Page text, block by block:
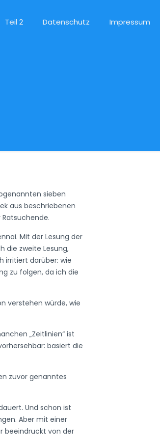
Teil 2 Datenschutz Impressum
sieben
aus beschriebenen
Mit der Lesung der
die zweite Lesung,
irritiert darüber: wie
zu folgen, da ich die
verstehen würde, wie
„Zeitlinien“ ist
basiert die
zuvor genanntes
Und schon ist
Aber mit einer
beeindruckt von der